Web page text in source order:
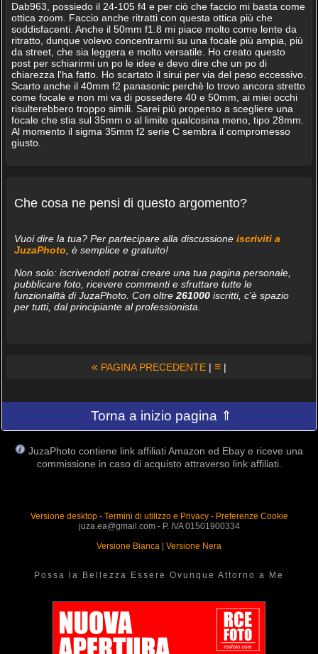
Dab963, possiedo il 24-105 f4 e per ciò che faccio mi basta come
ottica zoom. Faccio anche ritratti con questa ottica più che
soddisfacenti. Anche il 50mm f1.8 mi piace molto come lente da
ritratto, dunque volevo concentrarmi su una focale più ampia, più
da street, che sia leggera e molto versatile. Ho creato questo
post per schiarirmi un po le idee e devo dire che un po di
chiarezza l'ha fatto. Ho scartato il sirui per via del peso eccessivo.
Scarto anche il 40mm f2 panasonic perchè lo trovo ancora stretto
come focale e non mi va di possedere 40 e 50mm, ai miei occhi
risulterebbero troppo simili. Sarei più propenso a scegliere una
focale che stia sul 35mm o al limite qualcosina meno, tipo 28mm.
Al momento il sigma 35mm f2 serie C sembra il compromesso
giusto.
Che cosa ne pensi di questo argomento?
Vuoi dire la tua? Per partecipare alla discussione iscriviti a
JuzaPhoto , è semplice e gratuito!
Non solo: iscrivendoti potrai creare una tua pagina personale,
pubblicare foto, ricevere commenti e sfruttare tutte le
funzionalità di JuzaPhoto. Con oltre 261000iscritti, c'è spazio
per tutti, dal principiante al professionista.
« PAGINA PRECEDENTE | ≡ |
Torna a inizio pagina ⇑
JuzaPhoto contiene link affiliati Amazon ed Ebay e riceve una
commissione in caso di acquisto attraverso link affiliati.
Versione desktop- Termini di utilizzo e Privacy- Preferenze Cookie
juza.ea@gmail.com - P. IVA 01501900334
Versione Bianca | Versione Nera
Possa la Bellezza Essere Ovunque Attorno a Me